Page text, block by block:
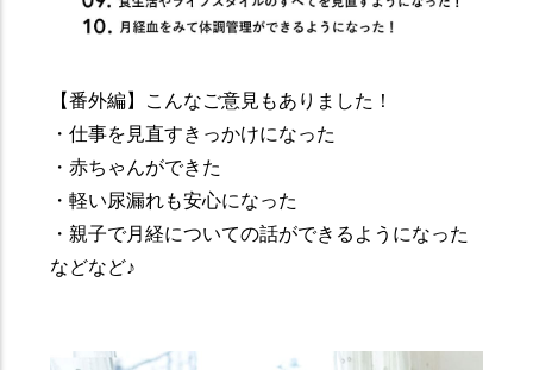
【番外編】こんなご意見もありました！
・仕事を見直すきっかけになった
・赤ちゃんができた
・軽い尿漏れも安心になった
・親子で月経についての話ができるようになった
などなど♪